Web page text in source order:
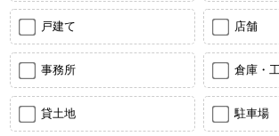
戸建て 店舗
事務所 倉庫・
貸土地 駐車場